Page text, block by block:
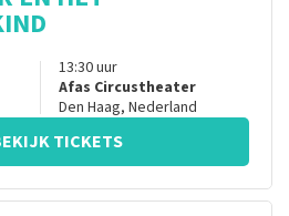
13:30uur
Afas Circustheater
Den Haag, Nederland
TICKETS